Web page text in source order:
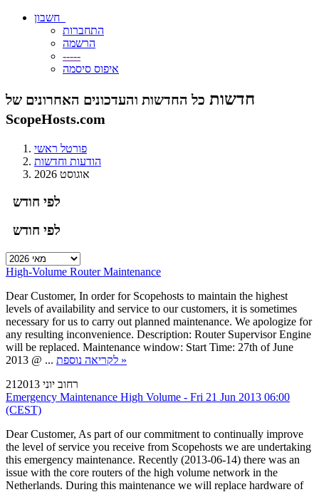
התחברות
הרשמה
-----
איפוס סיסמה
חדשות כל החדשות והעדכונים האחרונים של
ScopeHosts.com
פורטל ראשי
הודעות וחדשות
אוגוסט 2026
לפי חודש
לפי חודש
High-Volume Router Maintenance
Dear Customer, In order for Scopehosts to maintain the highest
levels of availability and service to our customers, it is sometimes
necessary for us to carry out planned maintenance. We apologize for
any resulting inconvenience. Description: Router Supervisor Engine
will be replaced. Maintenance window: Start Time: 27th of June
2013 @ ...
לקריאה נוספת »
21רחוב יוני 2013
Emergency Maintenance High Volume - Fri 21 Jun 2013 06:00
(CEST)
Dear Customer, As part of our commitment to continually improve
the level of service you receive from Scopehosts we are undertaking
this emergency maintenance. Recently (2013-06-14) there was an
issue with the core routers of the high volume network in the
Netherlands. During this maintenance we will replace hardware of